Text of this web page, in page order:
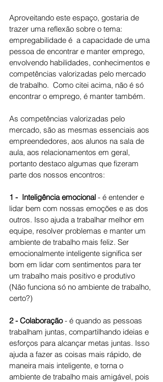
Aproveitando este espaço, gostaria de
trazer uma reflexão sobre o tema:
empregabilidade é  a capacidade de uma
pessoa de encontrar e manter emprego,
envolvendo habilidades, conhecimentos e
competências valorizadas pelo mercado
de trabalho.  Como citei acima, não é só
encontrar o emprego, é manter também.
As competências valorizadas pelo
mercado, são as mesmas essenciais aos
empreendedores, aos alunos na sala de
aula, aos relacionamentos em geral,
portanto destaco algumas que fizeram
parte dos nossos encontros:
1 -  Inteligência emocional - é entender e
lidar bem com nossas emoções e as dos
outros. Isso ajuda a trabalhar melhor em
equipe, resolver problemas e manter um
ambiente de trabalho mais feliz. Ser
emocionalmente inteligente significa ser
bom em lidar com sentimentos para ter
um trabalho mais positivo e produtivo
(Não funciona só no ambiente de trabalho,
certo?)
2 - Colaboração - é quando as pessoas
trabalham juntas, compartilhando ideias e
esforços para alcançar metas juntas. Isso
ajuda a fazer as coisas mais rápido, de
maneira mais inteligente, e torna o
ambiente de trabalho mais amigável, pois